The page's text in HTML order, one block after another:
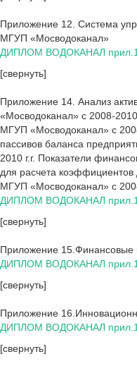
Приложение 12. Система
МГУП «Мосводоканал»
ДИПЛОМ ВОДОКАНАЛ
[свернуть]
Приложение 14. Анализ
«Мосводоканал» с 2008-
МГУП «Мосводоканал» с
пассивов баланса
2010 г.г. Показатели
для расчета коэффициентов
МГУП «Мосводоканал» с
ДИПЛОМ ВОДОКАНАЛ
[свернуть]
Приложение
ДИПЛОМ ВОДОКАНАЛ
[свернуть]
Приложение
ДИПЛОМ ВОДОКАНАЛ
[свернуть]